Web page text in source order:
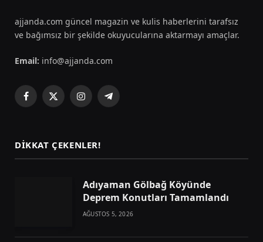
ajjanda.com güncel magazin ve kulis haberlerini tarafsız
ve bağımsız bir şekilde okuyucularına aktarmayı amaçlar.
Email: info@ajjanda.com
Facebook
X
InstagramTelegram
DIKKAT ÇEKENLER!
Adıyaman Gölbağ Köyünde
Deprem Konutları Tamamlandı
AĞUSTOS 5, 2026